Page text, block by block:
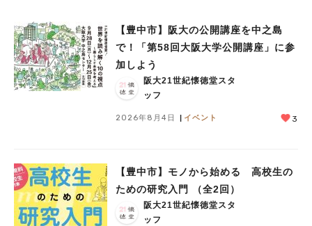
【豊中市】阪大の公開講座を中之島
で！「第58回大阪大学公開講座」に参
加しよう
阪大21世紀懐徳堂スタ
ッフ
2026年8月4日 イベント 3
【豊中市】モノから始める 高校生の
ための研究入門 （全2回）
阪大21世紀懐徳堂スタ
ッフ